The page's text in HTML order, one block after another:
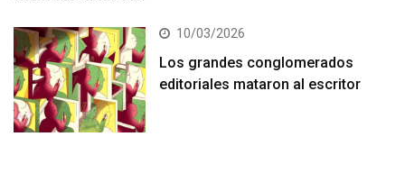
10/03/2026
Los grandes conglomerados
editoriales mataron al escritor